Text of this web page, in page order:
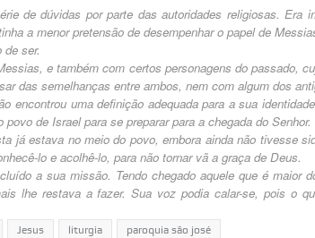
por parte das autoridades religiosas. Era
a menor pretensão de desempenhar o papel de
de ser.
e também com certos personagens do passado,
das semelhanças entre ambos, nem com algum dos
uma definição adequada para a sua identidade
de Israel para se preparar para a chegada do Senhor.
no meio do povo, embora ainda não tivesse
lo e acolhê-lo, para não tornar vã a graça de Deus.
sua missão. Tendo chegado aquele que é maior do
lhe restava a fazer. Sua voz podia calar-se, pois o
Jesus liturgia paroquia são josé